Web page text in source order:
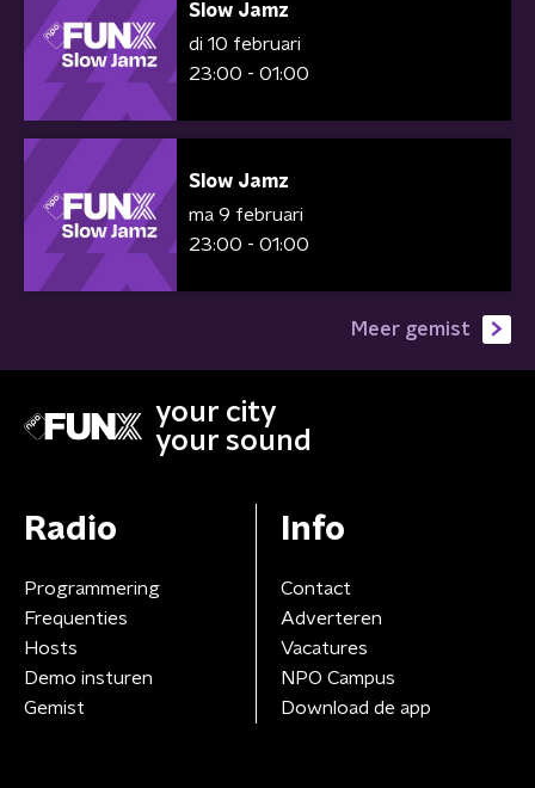
Slow Jamz
di 10 februari
23:00 - 01:00
Slow Jamz
ma 9 februari
23:00 - 01:00
Meer gemist
your city
your sound
Radio
Programmering
Frequenties
Hosts
Demo insturen
Gemist
Info
Contact
Adverteren
Vacatures
NPO Campus
Download de app